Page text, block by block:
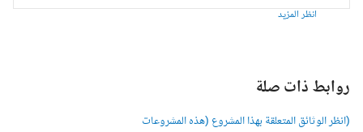
انظر المزيد
روابط ذات صلة
(انظر الوثائق المتعلقة بهذا المشروع (هذه المشروعات